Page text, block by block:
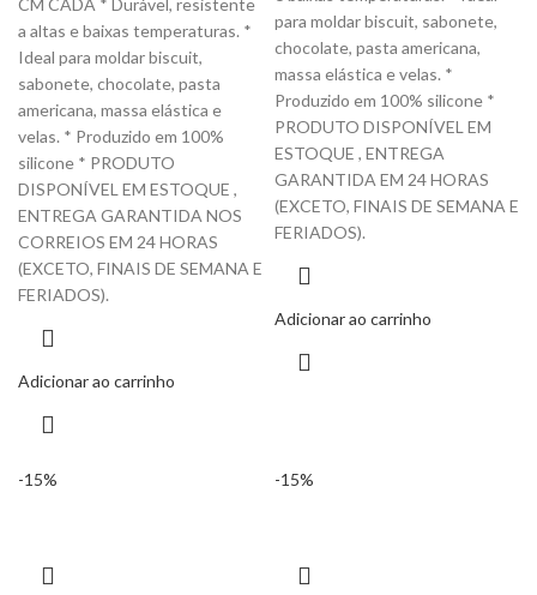
CM CADA * Durável, resistente
a altas e baixas temperaturas. *
Ideal para moldar biscuit,
sabonete, chocolate, pasta
americana, massa elástica e
velas. * Produzido em 100%
silicone * PRODUTO
DISPONÍVEL EM ESTOQUE ,
ENTREGA GARANTIDA NOS
CORREIOS EM 24 HORAS
(EXCETO, FINAIS DE SEMANA E
FERIADOS).
Adicionar ao carrinho
para moldar biscuit, sabonete,
chocolate, pasta americana,
massa elástica e velas. *
Produzido em 100% silicone *
PRODUTO DISPONÍVEL EM
ESTOQUE , ENTREGA
GARANTIDA EM 24 HORAS
(EXCETO, FINAIS DE SEMANA E
FERIADOS).
Adicionar ao carrinho
-15% -15%